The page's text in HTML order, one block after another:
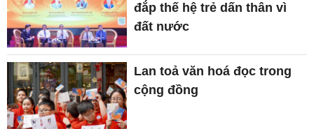
đắp thế hệ trẻ dấn thân vì
đất nước
Lan toả văn hoá đọc trong
cộng đồng